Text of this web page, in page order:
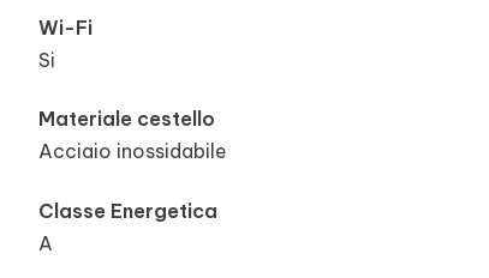
Wi-Fi
Si
Materiale cestello
Acciaio inossidabile
Classe Energetica
A